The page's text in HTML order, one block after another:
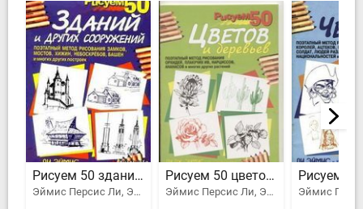
Рисуем 50 зданий и других сооружений
Эймис Персис Ли, Эймис Ли Джей
Рисуем 50 цветов и деревьев
Эймис Персис Ли, Эймис Ли Джей